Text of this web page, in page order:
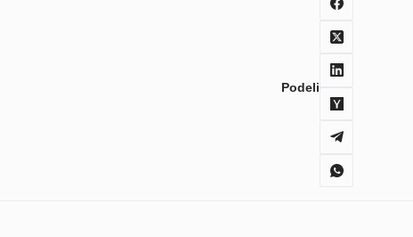
Podeli